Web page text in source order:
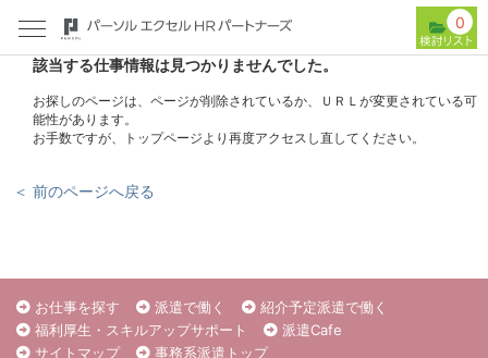
0
該当する仕事情報は見つかりませんでした。
お探しのページは、ページが削除されているか、ＵＲＬが変更されている可
能性があります。
お手数ですが、トップページより再度アクセスし直してください。
＜ 前のページへ戻る
お仕事を探す 派遣で働く
紹介予定派遣で働く
福利厚生・スキルアップサポート
派遣Cafe
サイトマップ
事務系派遣トップ